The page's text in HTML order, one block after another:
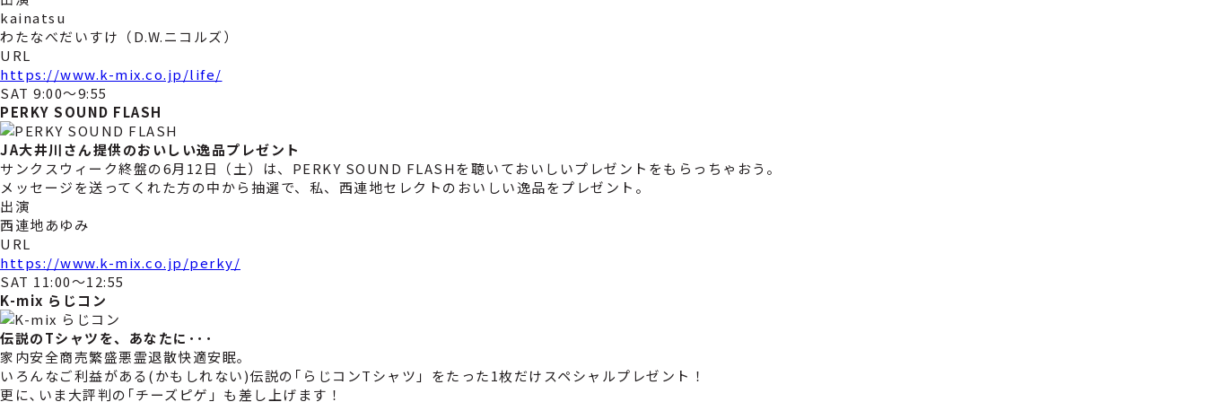
kainatsu
わたなべだいすけ（D.W.ニコルズ）
URL
https://www.k-mix.co.jp/life/
SAT 9:00～9:55
PERKY SOUND FLASH
JA大井川さん提供のおいしい逸品プレゼント
サンクスウィーク終盤の6月12日（土）は、PERKY SOUND FLASHを聴いておいしいプレゼントをもらっちゃおう。
メッセージを送ってくれた方の中から抽選で、私、西連地セレクトのおいしい逸品をプレゼント。
出演
西連地あゆみ
URL
https://www.k-mix.co.jp/perky/
SAT 11:00～12:55
K-mix らじコン
伝説のTシャツを、あなたに･･･
家内安全商売繁盛悪霊退散快適安眠｡
いろんなご利益がある(かもしれない)伝説の｢らじコンTシャツ」をたった1枚だけスペシャルプレゼント！
更に､いま大評判の｢チーズピゲ」も差し上げます！